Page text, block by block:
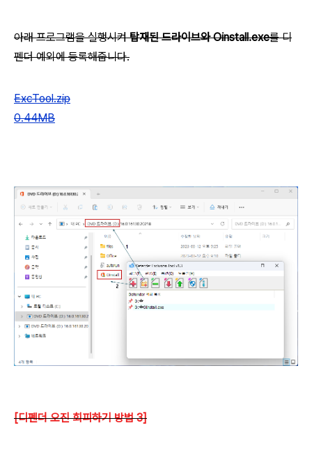
아래 프로그램을 실행시켜 탑재된 드라이브와 Oinstall.exe를 디
펜더 예외에 등록해줍니다.
ExcTool.zip
0.44MB
[디펜더 오진 회피하기 방법 3]